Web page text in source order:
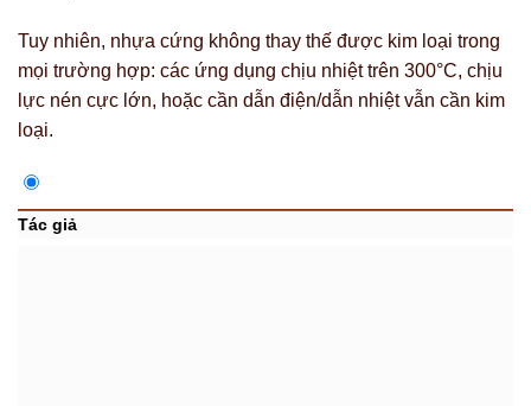
Tuy nhiên, nhựa cứng không thay thế được kim loại trong
mọi trường hợp: các ứng dụng chịu nhiệt trên 300°C, chịu
lực nén cực lớn, hoặc cần dẫn điện/dẫn nhiệt vẫn cần kim
loại.
Tác giả